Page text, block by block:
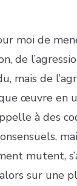
moi de
de
mais de
œuvre en
à des
mutent,
sur une